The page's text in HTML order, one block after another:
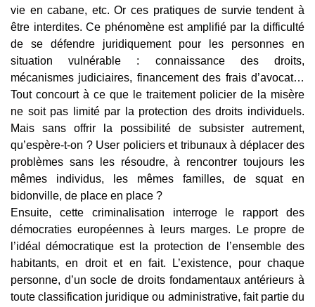
vie en cabane, etc. Or ces pratiques de survie tendent à
être interdites. Ce phénomène est amplifié par la difficulté
de se défendre juridiquement pour les personnes en
situation vulnérable : connaissance des droits,
mécanismes judiciaires, financement des frais d’avocat…
Tout concourt à ce que le traitement policier de la misère
ne soit pas limité par la protection des droits individuels.
Mais sans offrir la possibilité de subsister autrement,
qu’espère-t-on ? User policiers et tribunaux à déplacer des
problèmes sans les résoudre, à rencontrer toujours les
mêmes individus, les mêmes familles, de squat en
bidonville, de place en place ?
Ensuite, cette criminalisation interroge le rapport des
démocraties européennes à leurs marges. Le propre de
l’idéal démocratique est la protection de l’ensemble des
habitants, en droit et en fait. L’existence, pour chaque
personne, d’un socle de droits fondamentaux antérieurs à
toute classification juridique ou administrative, fait partie du